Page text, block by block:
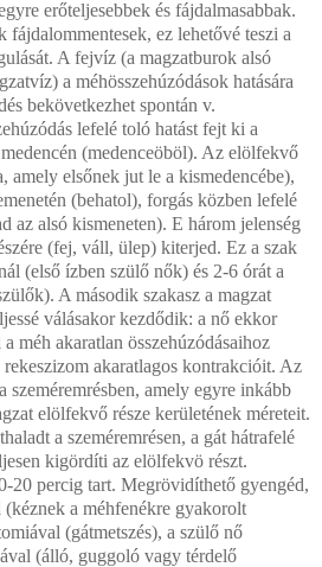
erőteljesebbek és fájdalmasabbak.
fájdalommentesek, ez lehetővé teszi a
A fejvíz (a magzatburok alsó
a méhösszehúzódások hatására
bekövetkezhet spontán v.
lefelé toló hatást fejt ki a
(medenceöböl). Az elölfekvő
amely elsőnek jut le a kismedencébe),
(behatol), forgás közben lefelé
az alsó kismeneten). E három jelenség
(fej, váll, ülep) kiterjed. Ez a szak
(első ízben szülő nők) és 2-6 órát a
A második szakasz a magzat
válásakor kezdődik: a nő ekkor
méh akaratlan összehúzódásaihoz
rekeszizom akaratlagos kontrakcióit. Az
szeméremrésben, amely egyre inkább
elölfekvő része kerületének méreteit.
a szeméremrésen, a gát hátrafelé
kigördíti az elölfekvö részt.
20 percig tart. Megrövidíthető gyengéd,
a méhfenékre gyakorolt
(gátmetszés), a szülő nő
(álló, guggoló vagy térdelő